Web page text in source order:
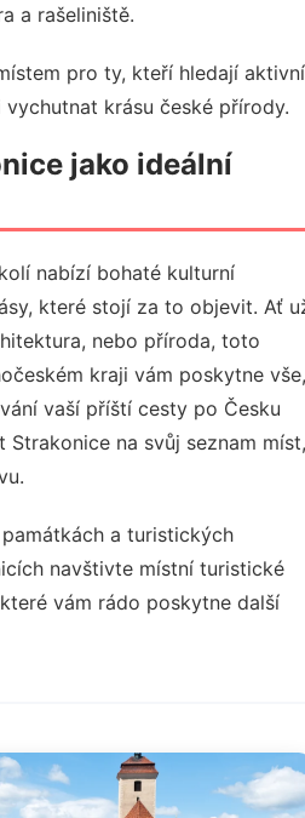
a rašeliniště.
pro ty, kteří hledají aktivní
krásu české přírody.
jako ideální
nabízí bohaté kulturní
které stojí za to objevit. Ať
nebo příroda, toto
kraji vám poskytne vše,
vaší příští cesty po Česku
Strakonice na svůj seznam míst,
a turistických
navštivte místní turistické
vám rádo poskytne další